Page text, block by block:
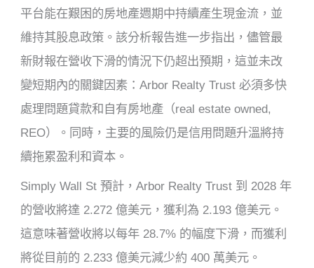
平台能在艱困的房地產週期中持續產生現金流，並
維持其股息政策。該分析報告進一步指出，儘管最
新財報在營收下滑的情況下仍超出預期，這並未改
變短期內的關鍵因素：Arbor Realty Trust 必須多快
處理問題貸款和自有房地產（real estate owned,
REO）。同時，主要的風險仍是信用問題升溫將持
續拖累盈利和資本。
Simply Wall St 預計，Arbor Realty Trust 到 2028 年
的營收將達 2.272 億美元，獲利為 2.193 億美元。
這意味著營收將以每年 28.7% 的幅度下滑，而獲利
將從目前的 2.233 億美元減少約 400 萬美元。